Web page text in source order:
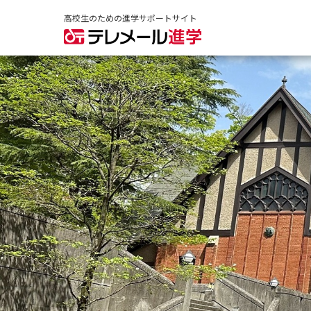
高校生のための進学サポートサイト